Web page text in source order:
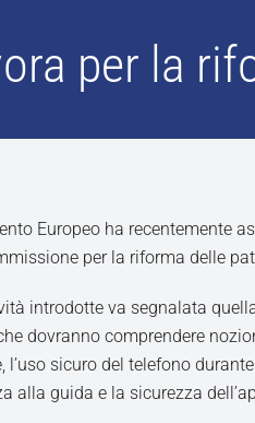
per la
Europeo ha recentemente
per la riforma delle
introdotte va segnalata
dovranno comprendere
l’uso sicuro del telefono
alla guida e la sicurezza